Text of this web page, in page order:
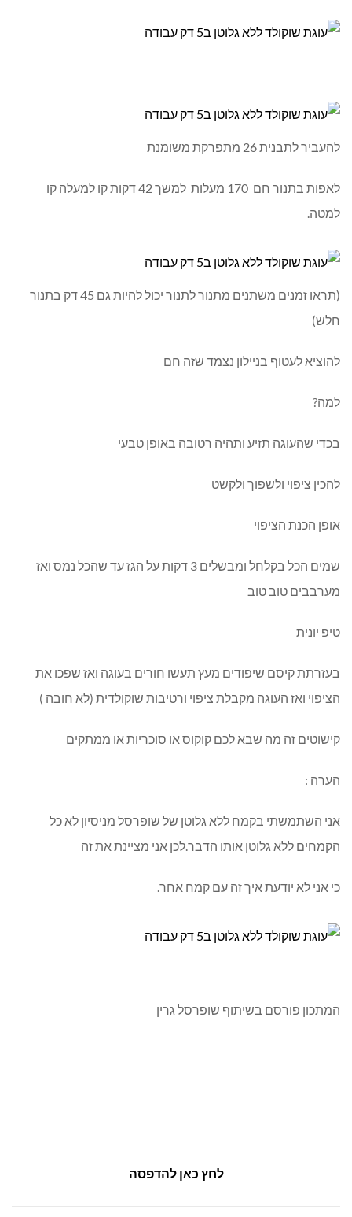
להעביר לתבנית 26 מתפרקת משומנת
לאפות בתנור חם 170 מעלות למשך 42 דקות קו למעלה קו
למטה.
(תראו זמנים משתנים מתנור לתנור יכול להיות גם 45 דק בתנור
חלש)
להוציא לעטוף בניילון נצמד שזה חם
למה?
בכדי שהעוגה תזיע ותהיה רטובה באופן טבעי
להכין ציפוי ולשפוך ולקשט
אופן הכנת הציפוי
שמים הכל בקלחל ומבשלים 3 דקות על הגז עד שהכל נמס ואז
מערבבים טוב טוב
טיפ יונית
בעזרתת קיסם שיפודים מעץ תעשו חורים בעוגה ואז שפכו את
הציפוי ואז העוגה מקבלת ציפוי ורטיבות שוקולדית (לא חובה )
קישוטים זה מה שבא לכם קוקוס או סוכריות או ממתקים
הערה :
אני השתמשתי בקמח ללא גלוטן של שופרסל מניסיון לא כל
הקמחים ללא גלוטן אותו הדבר.לכן אני מציינת את זה
כי אני לא יודעת איך זה עם קמח אחר.
המתכון פורסם בשיתוף שופרסל גרין
לחץ כאן להדפסה